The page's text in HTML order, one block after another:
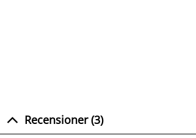
Recensioner (3)